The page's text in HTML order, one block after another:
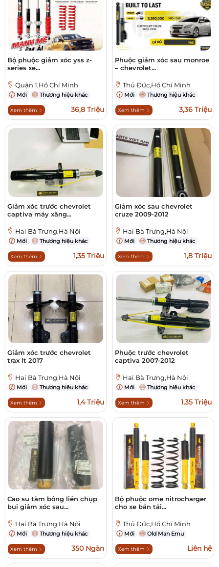
Bộ phuộc giảm xóc yss z-
series xe...
Quận 1,Hồ Chí Minh
Mới Thương hiệu khác
Xem thêm 36,8 Triệu
Phuộc giảm xóc sau monroe
– chevrolet...
Thủ Đức,Hồ Chí Minh
Mới Thương hiệu khác
Xem thêm 3,36 Triệu
Giảm xóc trước chevrolet
captiva máy xăng...
Hai Bà Trưng,Hà Nội
Mới Thương hiệu khác
Xem thêm 1,35 Triệu
Giảm xóc sau chevrolet
cruze 2009-2012
Hai Bà Trưng,Hà Nội
Mới Thương hiệu khác
Xem thêm 1,8 Triệu
Giảm xóc trước chevrolet
trax lt 2017
Hai Bà Trưng,Hà Nội
Mới Thương hiệu khác
Xem thêm 1,4 Triệu
Phuộc trước chevrolet
captiva 2007-2012
Hai Bà Trưng,Hà Nội
Mới Thương hiệu khác
Xem thêm 1,35 Triệu
Cao su tăm bông liền chụp
bụi giảm xóc sau...
Hai Bà Trưng,Hà Nội
Mới Thương hiệu khác
Xem thêm 350 Ngàn
Bộ phuộc ome nitrocharger
cho xe bán tải...
Thủ Đức,Hồ Chí Minh
Mới Old Man Emu
Xem thêm Liên hệ